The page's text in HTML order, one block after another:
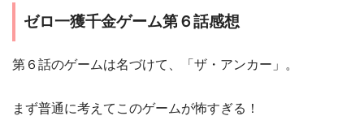
ゼロ一獲千金ゲーム第６話感想
第６話のゲームは名づけて、「ザ・アンカー」。
まず普通に考えてこのゲームが怖すぎる！